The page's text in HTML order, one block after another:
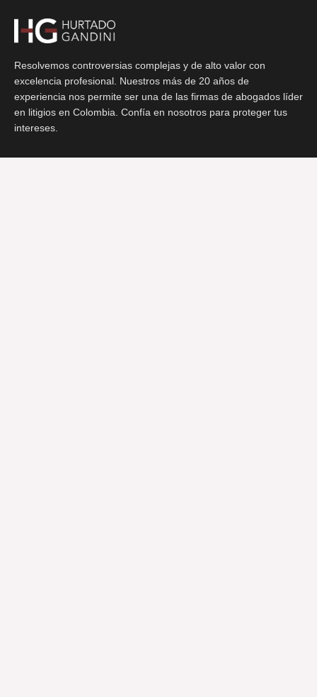
Resolvemos controversias complejas y de alto valor con
excelencia profesional. Nuestros más de 20 años de
experiencia nos permite ser una de las firmas de abogados líder
en litigios en Colombia. Confía en nosotros para proteger tus
intereses.